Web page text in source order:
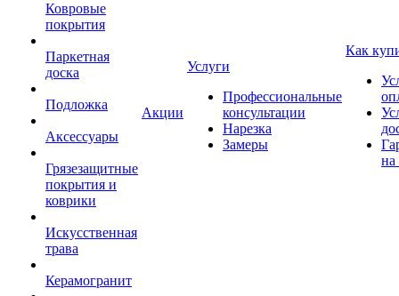
Ковровые
покрытия
Паркетная
доска
Подложка
Аксессуары
Грязезащитные
покрытия и
коврики
Искусственная
трава
Керамогранит
Акции
Услуги
Профессиональные
консультации
Нарезка
Замеры
Как
на